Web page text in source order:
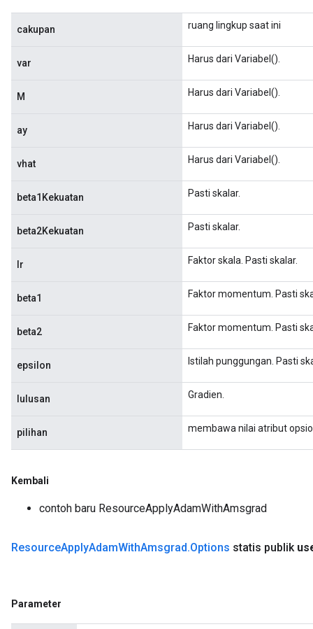
cakupan ruang lingkup saat ini
var Harus dari Variabel().
M Harus dari Variabel().
ay Harus dari Variabel().
vhat Harus dari Variabel().
beta1Kekuatan Pasti skalar.
beta2Kekuatan Pasti skalar.
lr Faktor skala. Pasti skalar.
beta1 Faktor momentum. Pasti
beta2 Faktor momentum. Pasti
epsilon Istilah punggungan. Pasti
lulusan Gradien.
pilihan membawa nilai atribut
Kembali
contoh baru ResourceApplyAdamWithAmsgrad
ResourceApplyAdamWithAmsgrad.Options statis publik
Parameter